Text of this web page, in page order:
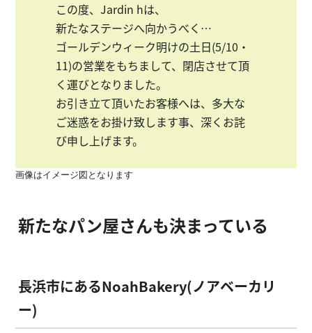
この度、Jardin hは、
新たなステージへ向かうべく…
ゴールデンウィーク明けの土日(5/10・
11)の営業をもちまして、閉店させて頂
く運びとなりました。
お引き立て頂いたお客様へは、多大な
ご迷惑をお掛け致します事、深くお詫
び申し上げます。
画像はイメージ図となります
新たなパン屋さんも決まっている
長浜市にあるNoahBakery(ノアベーカリ
ー)